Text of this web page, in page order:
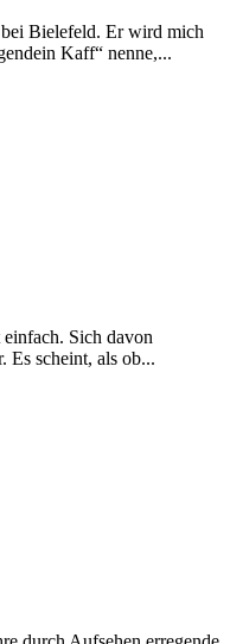
Bielefeld. Er wird mich
Kaff“ nenne,...
einfach. Sich davon
Es scheint, als ob...